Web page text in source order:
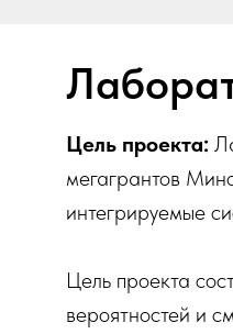
Цель проекта:
мегагрантов
интегрируемые
Цель проекта
вероятностей и